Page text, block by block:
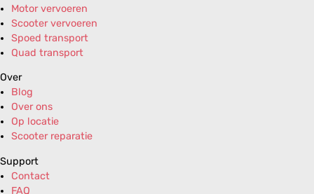
Motor vervoeren
Scooter vervoeren
Spoed transport
Quad transport
Over
Blog
Over ons
Op locatie
Scooter reparatie
Support
Contact
FAQ